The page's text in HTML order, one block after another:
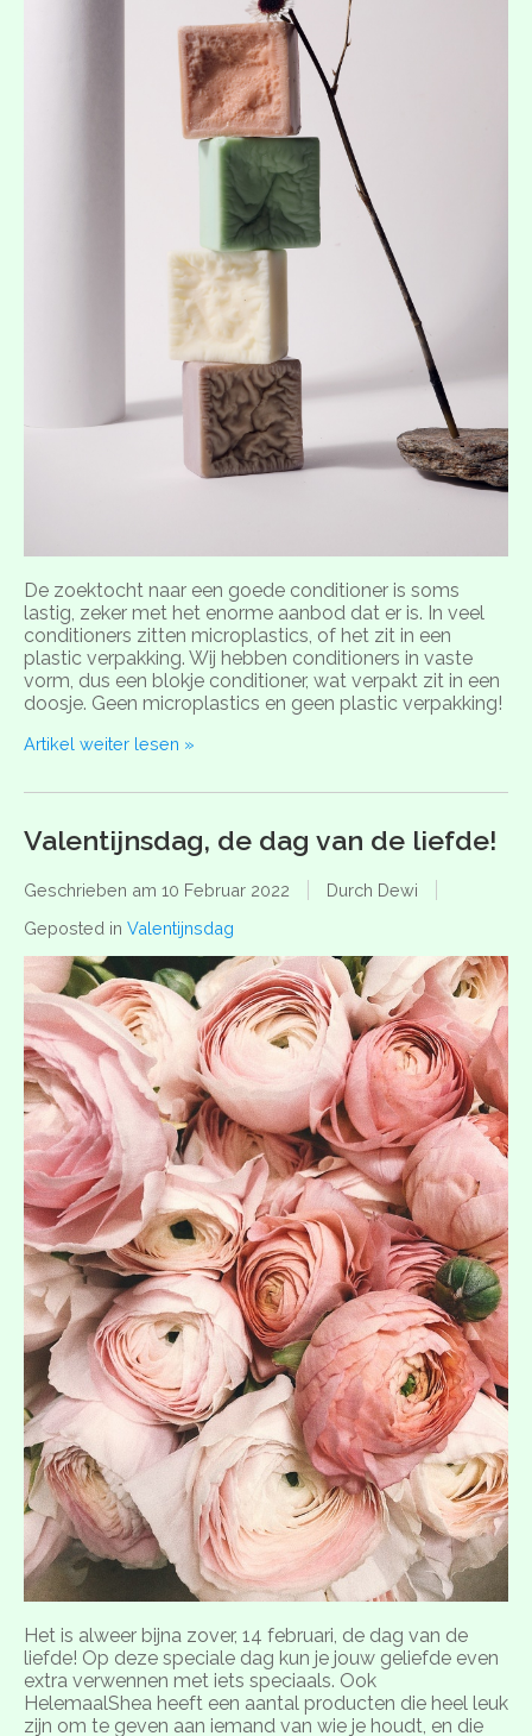
De zoektocht naar een goede conditioner is soms
lastig, zeker met het enorme aanbod dat er is. In veel
conditioners zitten microplastics, of het zit in een
plastic verpakking. Wij hebben conditioners in vaste
vorm, dus een blokje conditioner, wat verpakt zit in een
doosje. Geen microplastics en geen plastic verpakking!
Artikel weiter lesen »
Valentijnsdag, de dag van de liefde!
Geschrieben am 10 Februar 2022
Durch Dewi
Geposted in Valentijnsdag
Het is alweer bijna zover, 14 februari, de dag van de
liefde! Op deze speciale dag kun je jouw geliefde even
extra verwennen met iets speciaals. Ook
HelemaalShea heeft een aantal producten die heel leuk
zijn om te geven aan iemand van wie je houdt, en die